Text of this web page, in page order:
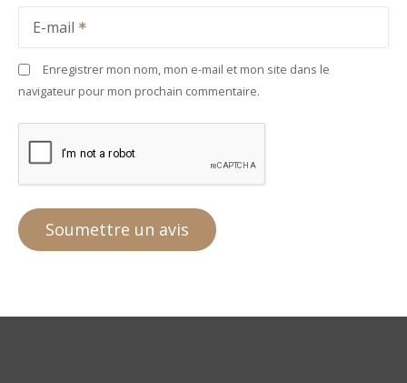
E-mail
Enregistrer mon nom, mon e-mail et mon site dans le
navigateur pour mon prochain commentaire.